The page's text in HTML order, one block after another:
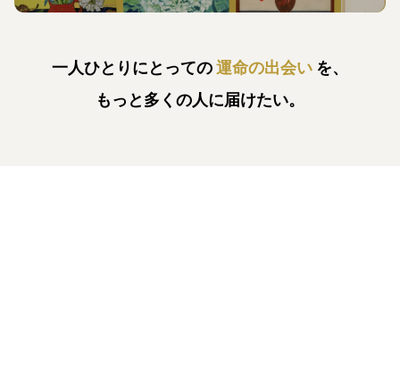
一人ひとりにとっての運命の出会い を、
もっと多くの人に届けたい。